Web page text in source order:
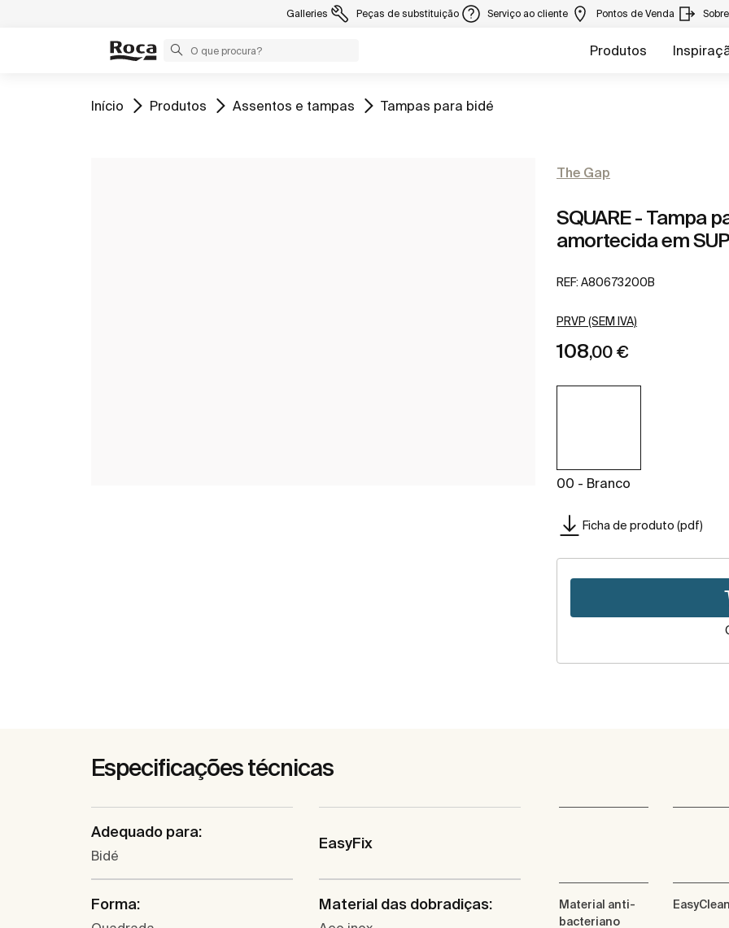
Galleries Peças de substituição Serviço ao cliente Pontos de Venda
Produtos
Ir para
Início Ir para
Produtos Ir para
Assentos e tampas Ir para
Tampas para bidé
The Gap
SQUARE - Tampa
amortecida em
REF: A80673200B
PRVP (SEM IVA)
108,00 €
00 - Branco
Ficha de produto (pdf)
Especificações técnicas
Adequado para:
Bidé
EasyFix
Forma: Material das dobradiças:
Material anti-
bacteriano